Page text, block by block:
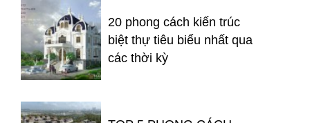
20 phong cách kiến trúc
biệt thự tiêu biểu nhất qua
các thời kỳ